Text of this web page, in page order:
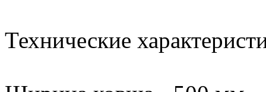
Технические